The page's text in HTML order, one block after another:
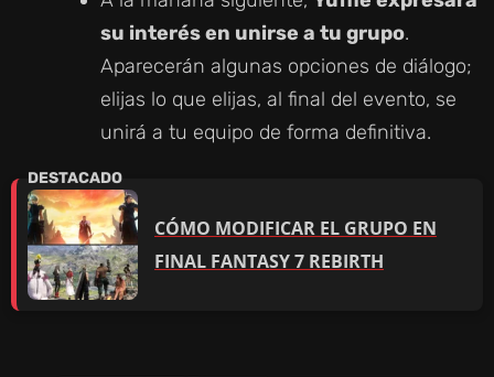
su interés en unirse a tu grupo.
Aparecerán algunas opciones de diálogo;
elijas lo que elijas, al final del evento, se
unirá a tu equipo de forma definitiva.
CÓMO MODIFICAR EL GRUPO EN
FINAL FANTASY 7 REBIRTH